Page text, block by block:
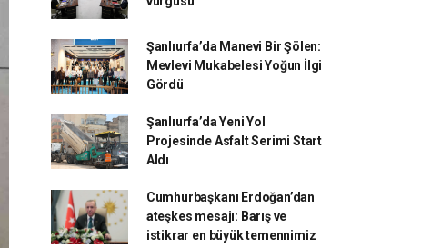
Şanlıurfa’da Manevi Bir Şölen:
Mevlevi Mukabelesi Yoğun İlgi
Gördü
Şanlıurfa’da Yeni Yol
Projesinde Asfalt Serimi Start
Aldı
Cumhurbaşkanı Erdoğan’dan
ateşkes mesajı: Barış ve
istikrar en büyük temennimiz